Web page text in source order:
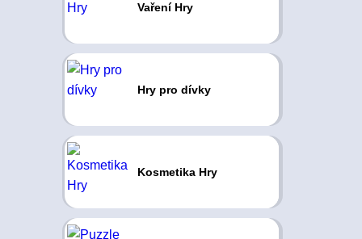
Vaření Hry
Hry pro dívky
Kosmetika Hry